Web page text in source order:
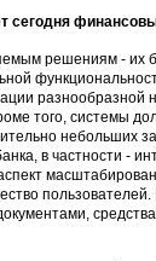
сегодня
решениям - их
разнообразной
того, системы
небольших
в частности -